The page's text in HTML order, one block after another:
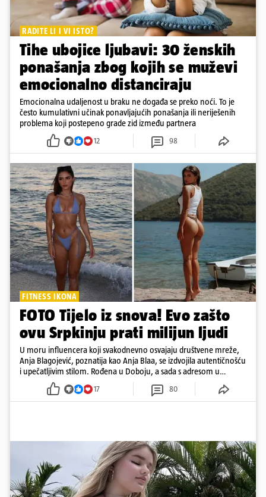
RADITE LI I VI ISTO?
Tihe ubojice ljubavi: 30 ženskih
ponašanja zbog kojih se muževi
emocionalno distanciraju
Emocionalna udaljenost u braku ne događa se preko noći. To je
često kumulativni učinak ponavljajućih ponašanja ili neriješenih
problema koji postepeno grade zid između partnera
12 98
FITNESS IKONA
FOTO Tijelo iz snova! Evo zašto
ovu Srpkinju prati milijun ljudi
U moru influencera koji svakodnevno osvajaju društvene mreže,
Anja Blagojević, poznatija kao Anja Blaa, se izdvojila autentičnošću
i upečatljivim stilom. Rođena u Doboju, a sada s adresom u
Dubaiju, Anja je spoj glamura, discipline i mladenačke energije
17 80